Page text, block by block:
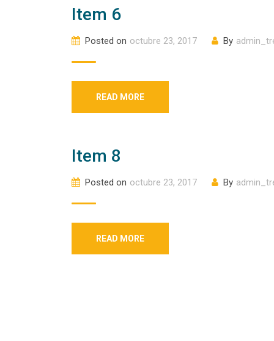
Item 6
Posted on octubre 23, 2017 By
READ MORE
Item 8
Posted on octubre 23, 2017 By
READ MORE